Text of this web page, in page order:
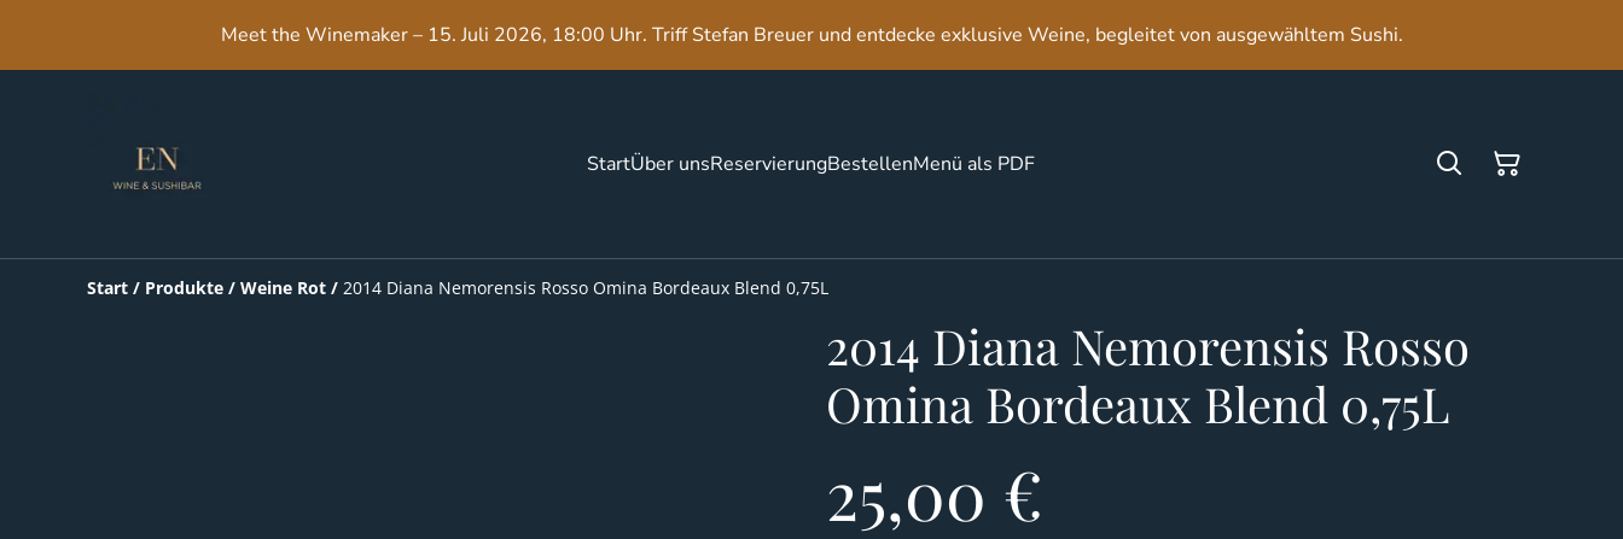
Meet the Winemaker – 15. Juli 2026, 18:00 Uhr. Triff Stefan Breuer und entdecke exklusive Weine, begleitet von ausgewähltem Sushi.
StartÜber unsReservierungBestellenMenü als PDF
Start / Produkte / Weine Rot / 2014 Diana Nemorensis Rosso Omina Bordeaux Blend 0,75L
2014 Diana Nemorensis Rosso
Omina Bordeaux Blend 0,75L
25,00 €